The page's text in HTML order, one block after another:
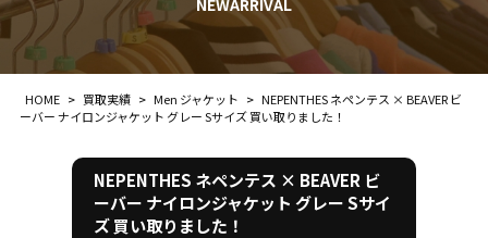
NEWARRIVAL
HOME > 買取実績 > Men ジャケット > NEPENTHES ネペンテス × BEAVER ビ
ーバー ナイロンジャケット グレー Sサイズ 買い取りました！
NEPENTHES ネペンテス × BEAVER ビ
ーバー ナイロンジャケット グレー Sサイ
ズ 買い取りました！